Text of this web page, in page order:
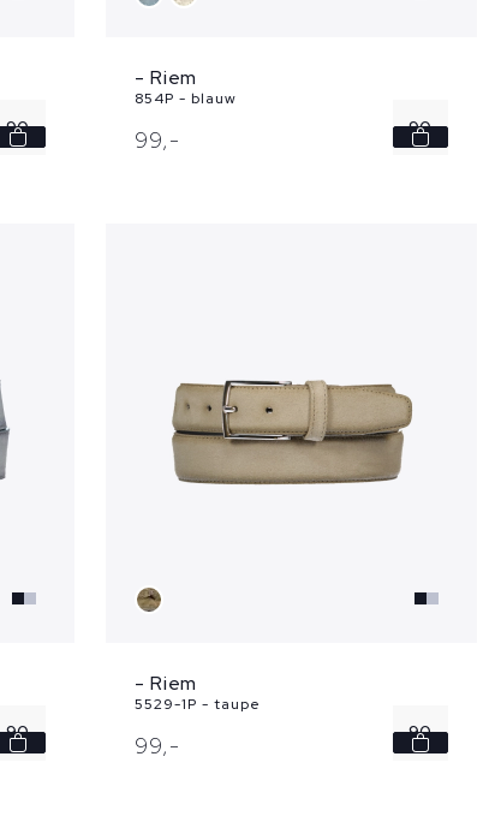
90
- Riem
854P - blauw
99,- 90
90
- Riem
5529-1P - taupe
99,- 90